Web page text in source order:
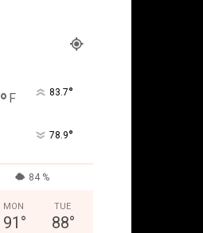
° F 83.7°
78.9°
84 %
MON
91 °
TUE
88°